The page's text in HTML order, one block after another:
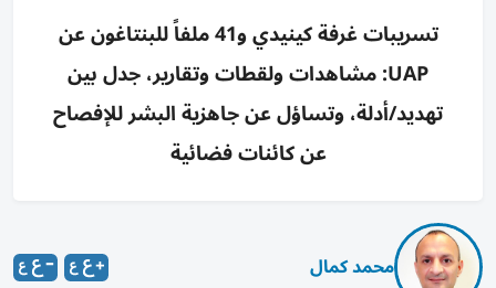
تسريبات غرفة كينيدي و41 ملفاً للبنتاغون عن
UAP: مشاهدات ولقطات وتقارير، جدل بين
تهديد/أدلة، وتساؤل عن جاهزية البشر للإفصاح
عن كائنات فضائية
محمد كمال